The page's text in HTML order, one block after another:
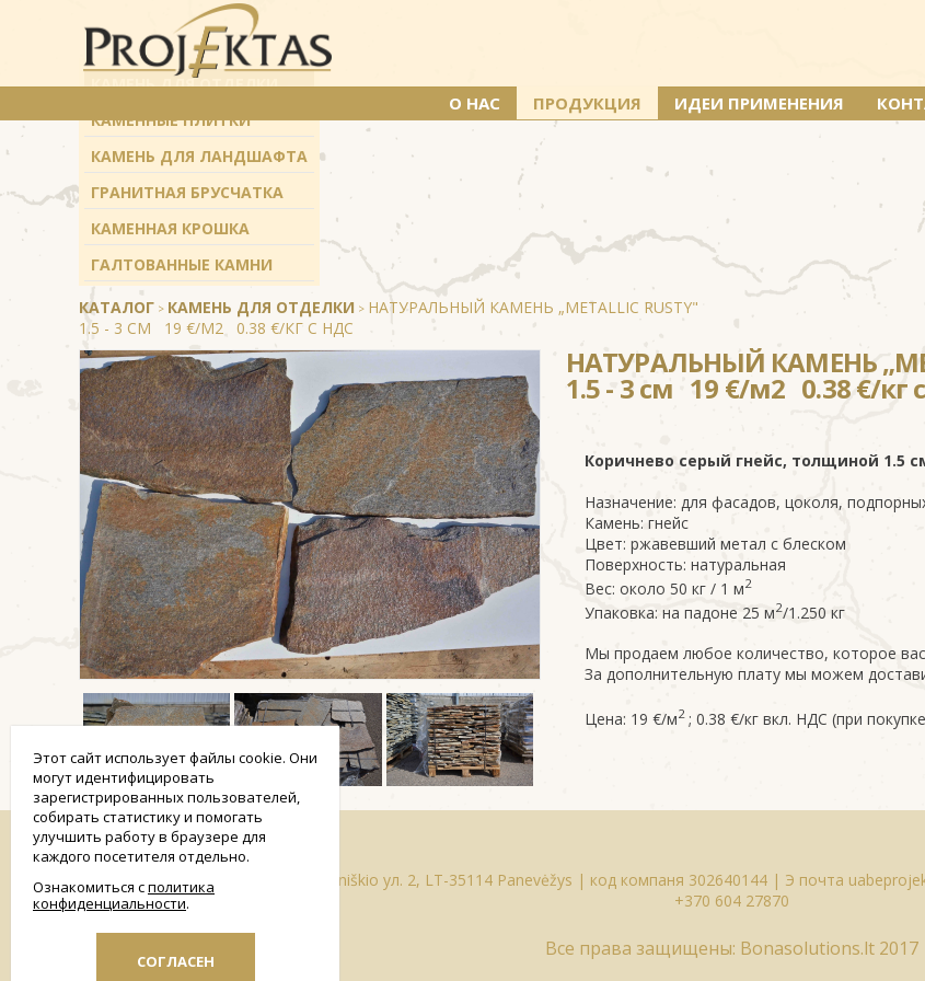
О НАС ПРОДУКЦИЯ ИДЕИ ПРИМЕНЕНИЯ
КАМЕНЬ ДЛЯ ОТДЕЛКИ
КАМЕННЫЕ ПЛИТКИ
КАМЕНЬ ДЛЯ ЛАНДШАФТА
ГРАНИТНАЯ БРУСЧАТКА
КАМЕННАЯ КРОШКА
ГАЛТОВАННЫЕ КАМНИ
КАТАЛОГ > КАМЕНЬ ДЛЯ ОТДЕЛКИ > НАТУРАЛЬНЫЙ КАМЕНЬ „METALLIC RUSTY"
1.5 - 3 CМ 19 €/М2 0.38 €/КГ С НДС
НАТУРАЛЬНЫЙ КАМЕНЬ
1.5 - 3 cм 19 €/м2 0.38 €/кг
Коричнево серый гнейс, толщиной 1.5
Назначение: для фасадов, цоколя,
Камень: гнейс
Цвет: ржавевший метал с блеском
Поверхность: натуральная
Вес: около 50 кг / 1 м2
Упаковка: на падоне 25 м2/1.250 кг
Мы продаем любое количество, которое
За дополнительную плату мы можем
Цена: 19 €/м2 ; 0.38 €/кг вкл. НДС (при
smart
foreash
Адрес Paliūniškio ул. 2, LT-35114 Panevėžys | код компаня 302640144 | Э почта
+370 604 27870
Все права защищены: Bonasolutions.lt 2017
Этот сайт использует файлы cookie. Они
могут идентифицировать
зарегистрированных пользователей,
собирать статистику и помогать
улучшить работу в браузере для
каждого посетителя отдельно.
Ознакомиться сполитика
конфиденциальности
СОГЛАСЕН